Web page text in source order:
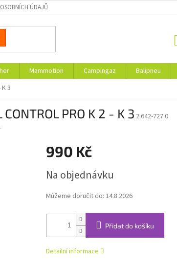
ÚDAJŮ
Mammotion Campingaz Balipneu
3
PRO K 2 - K 3 2.642-727.0
990 Kč
cena:
Na objednávku
Můžeme doručit do: 14.8.2026
Přidat do košíku
Detailní informace